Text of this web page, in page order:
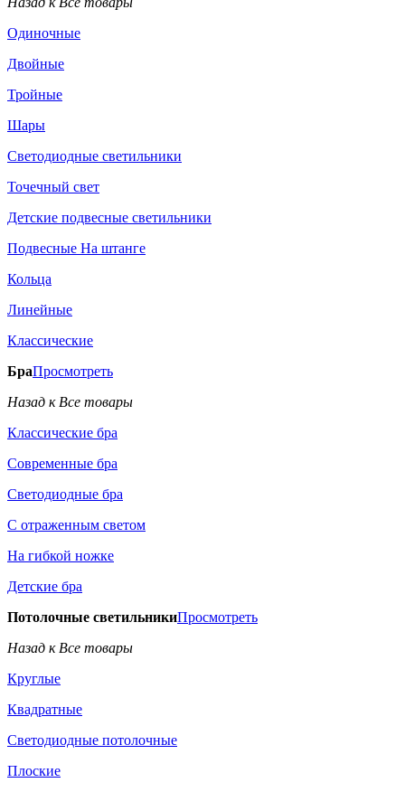
Одиночные
Двойные
Тройные
Шары
Светодиодные светильники
Точечный свет
Детские подвесные светильники
Подвесные На штанге
Кольца
Линейные
Классические
БраПросмотреть
Назад к Все товары
Классические бра
Современные бра
Светодиодные бра
С отраженным светом
На гибкой ножке
Детские бра
Потолочные светильникиПросмотреть
Назад к Все товары
Круглые
Квадратные
Светодиодные потолочные
Плоские